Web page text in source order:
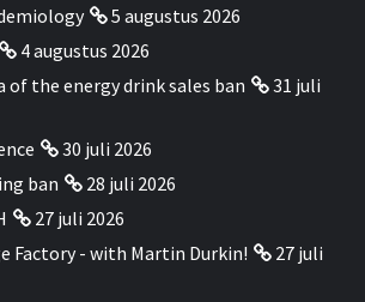
5 augustus 2026
4 augustus 2026
of the energy drink sales ban
31 juli
30 juli 2026
ban
28 juli 2026
27 juli 2026
Factory - with Martin Durkin!
27 juli